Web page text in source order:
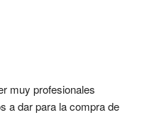
muy profesionales
a dar para la compra de